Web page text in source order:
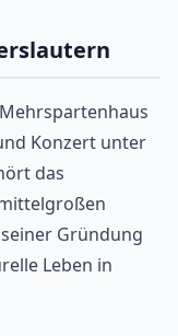
Konzert unter
das
Gründung
Leben in